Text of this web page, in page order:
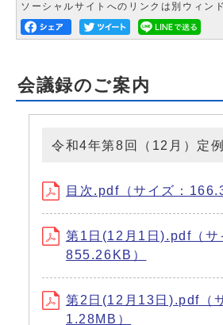
ソーシャルサイトへのリンクは別ウィン
会議録のご案内
令和4年第8回（12月）定
目次.pdf（サイズ：
第1日(12月1日).pdf（サ
855.26KB）
第2日(12月13日).pdf（
1.28MB）